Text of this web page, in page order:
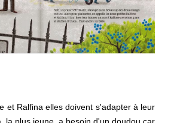
et Ralfina elles doivent s'adapter à leur
la plus jeune, a besoin d'un doudou car